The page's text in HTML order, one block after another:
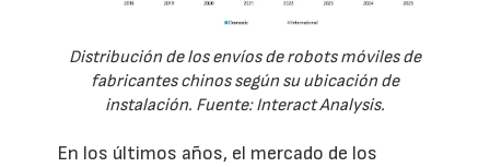
Distribución de los envíos de robots móviles de
fabricantes chinos según su ubicación de
instalación. Fuente: Interact Analysis.
En los últimos años, el mercado de los